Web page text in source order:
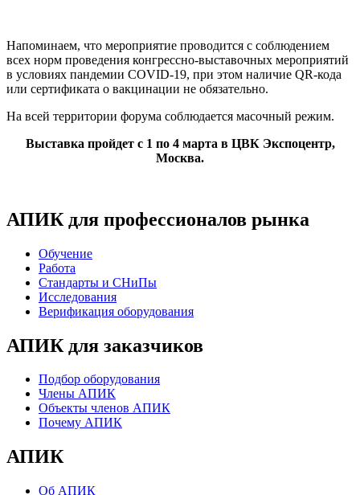
Напоминаем, что мероприятие проводится с соблюдением
всех норм проведения конгрессно-выставочных мероприятий
в условиях пандемии COVID-19, при этом наличие QR-кода
или сертификата о вакцинации не обязательно.
На всей территории форума соблюдается масочный режим.
Выставка пройдет с 1 по 4 марта в ЦВК Экспоцентр,
Москва.
АПИК для профессионалов рынка
Обучение
Работа
Стандарты и СНиПы
Исследования
Верификация оборудования
АПИК для заказчиков
Подбор оборудования
Члены АПИК
Объекты членов АПИК
Почему АПИК
АПИК
Об АПИК